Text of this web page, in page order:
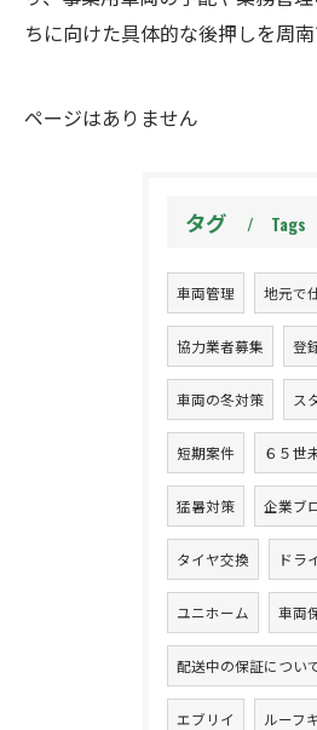
ちに向けた具体的な後押しを周南
ページはありません
タグ Tags
車両管理 地元で
協力業者募集 登
車両の冬対策 ス
短期案件 ６５世
猛暑対策 企業ブ
タイヤ交換 ドラ
ユニホーム 車両
配送中の保証につい
エブリイ ルーフ